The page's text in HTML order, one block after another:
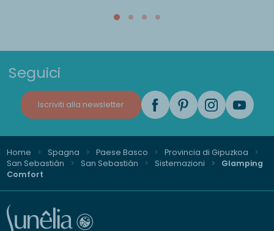
Seguici
Iscriviti alla newsletter
Home Spagna Paese Basco
Provincia di Gipuzkoa
San Sebastián
San Sebastián Sistemazioni
Glamping
Comfort